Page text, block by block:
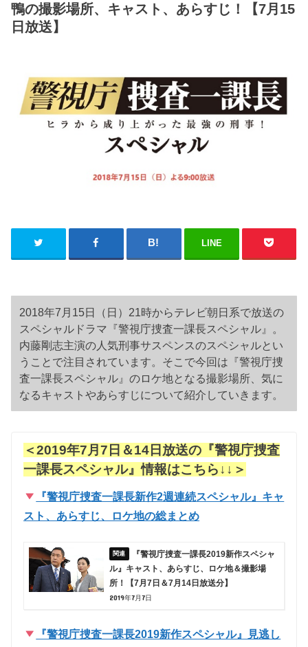
鴨の撮影場所、キャスト、あらすじ！【7月15
日放送】
LINE
2018年7月15日（日）21時からテレビ朝日系で放送の
スペシャルドラマ『警視庁捜査一課長スペシャル』。
内藤剛志主演の人気刑事サスペンスのスペシャルとい
うことで注目されています。そこで今回は『警視庁捜
査一課長スペシャル』のロケ地となる撮影場所、気に
なるキャストやあらすじについて紹介していきます。
＜2019年7月7日＆14日放送の『警視庁捜査
一課長スペシャル』情報はこちら↓↓＞
『警視庁捜査一課長新作2週連続スペシャル』キャ
スト、あらすじ、ロケ地の総まとめ
『警視庁捜査一課長2019新作スペシャ
ル』キャスト、あらすじ、ロケ地＆撮影場
所！【7月7日＆7月14日放送分】
2019年7月7日
『警視庁捜査一課長2019新作スペシャル』見逃し